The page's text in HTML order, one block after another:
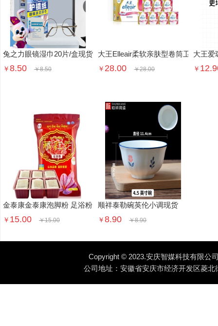
兔之力眼镜湿巾20片/盒现货
￥8.50 ￥8.50
大王Elleair柔软亲肤型卷筒卫生纸10
￥ 28.00 ￥28.00
大王爱
￥
金泰康金泰康泡脚粉 足浴粉男女通用足浴粉
￥ 15.00 ￥15.00
顺祥泰勒碗英伦小调现货
￥8.90 ￥8.90
Copyright © 2023.安庆智媒科技有限公
公司地址：安徽省安庆市经济开发区菱